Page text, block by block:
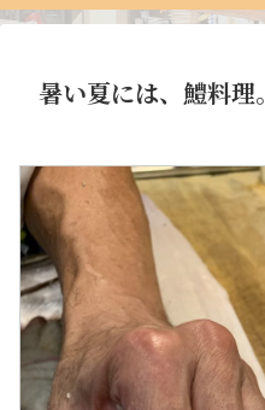
暑い夏には、鱧料理。